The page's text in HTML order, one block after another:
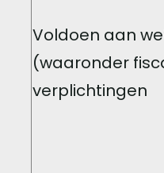
Voldoen aan
(waaronder
verplichtingen